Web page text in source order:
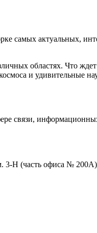
самых актуальных,
областях. Что
и удивительные
связи,
3-Н (часть офиса № 200А)